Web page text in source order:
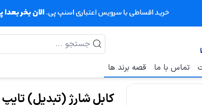
تماس با ما قصه برند ها